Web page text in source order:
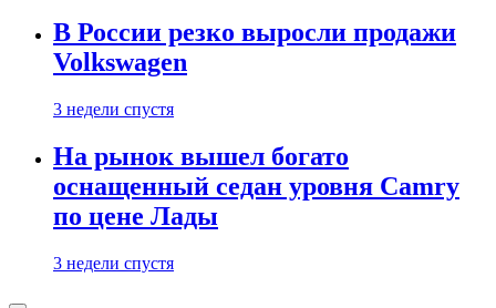
В России резко выросли продажи
Volkswagen
3 недели спустя
На рынок вышел богато
оснащенный седан уровня Camry
по цене Лады
3 недели спустя